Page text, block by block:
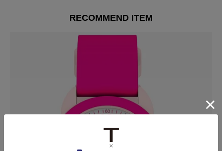
RECOMMEND ITEM